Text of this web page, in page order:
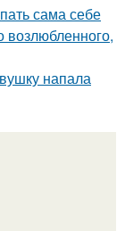
сама себе
возлюбленного,
напала